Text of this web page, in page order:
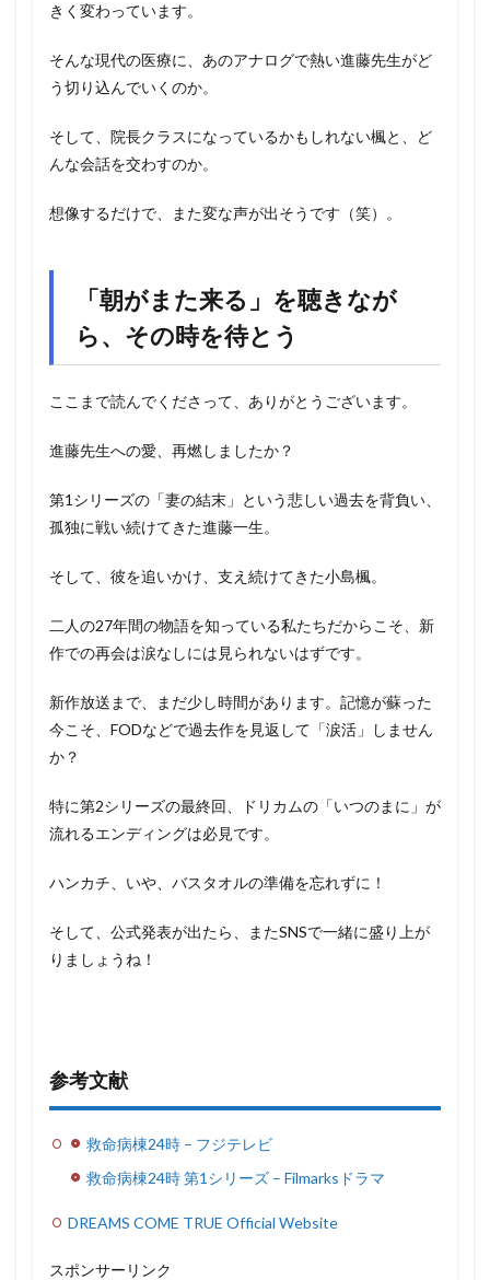
きく変わっています。
そんな現代の医療に、あのアナログで熱い進藤先生がど
う切り込んでいくのか。
そして、院長クラスになっているかもしれない楓と、ど
んな会話を交わすのか。
想像するだけで、また変な声が出そうです（笑）。
「朝がまた来る」を聴きなが
ら、その時を待とう
ここまで読んでくださって、ありがとうございます。
進藤先生への愛、再燃しましたか？
第1シリーズの「妻の結末」という悲しい過去を背負い、
孤独に戦い続けてきた進藤一生。
そして、彼を追いかけ、支え続けてきた小島楓。
二人の27年間の物語を知っている私たちだからこそ、新
作での再会は涙なしには見られないはずです。
新作放送まで、まだ少し時間があります。記憶が蘇った
今こそ、FODなどで過去作を見返して「涙活」しません
か？
特に第2シリーズの最終回、ドリカムの「いつのまに」が
流れるエンディングは必見です。
ハンカチ、いや、バスタオルの準備を忘れずに！
そして、公式発表が出たら、またSNSで一緒に盛り上が
りましょうね！
参考文献
救命病棟24時 – フジテレビ
救命病棟24時 第1シリーズ – Filmarksドラマ
DREAMS COME TRUE Official Website
スポンサーリンク